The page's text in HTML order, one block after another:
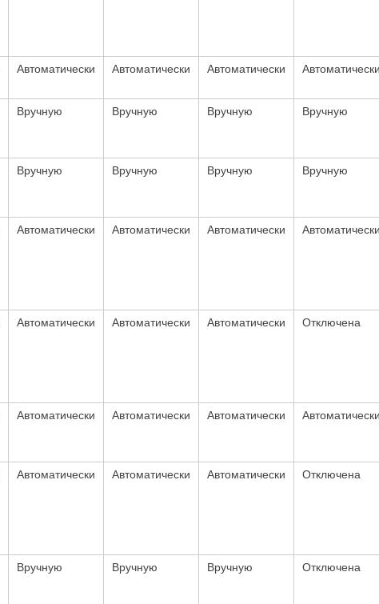
Автоматически Автоматически Автоматически
Вручную Вручную Вручную Вручную
Вручную Вручную Вручную Вручную
Автоматически Автоматически Автоматически
Автоматически Автоматически Автоматически Отключена
Автоматически Автоматически Автоматически
Автоматически Автоматически Автоматически Отключена
Вручную Вручную Вручную Отключена